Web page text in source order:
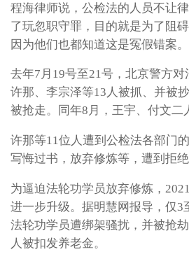
程海律师说，公检法的人员不让
了玩忽职守罪，目的就是为了阻
因为他们也都知道这是冤假错案。
去年7月19号至21号，北京警方对
许那、李宗泽等13人被抓、并被
被抢走。同年8月，王宇、付文二
许那等11位人遭到公检法各部门
写悔过书，放弃修炼等，遭到拒绝
为逼迫法轮功学员放弃修炼，
进一步升级。据明慧网报导，仅3
法轮功学员遭绑架骚扰，并被抢
人被扣发养老金。